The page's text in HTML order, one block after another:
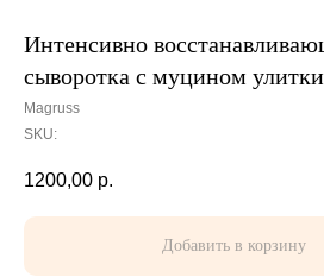
Интенсивно
сыворотка с муцином улитки
Magruss
SKU:
1200,00 р.
Добавить в корзину